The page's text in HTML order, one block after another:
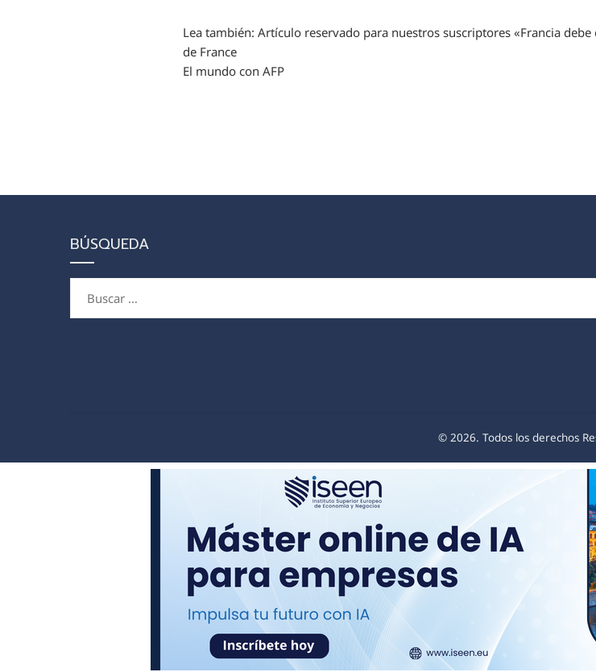
Lea también: Artículo reservado para nuestros suscriptores «Francia
de France
El mundo con AFP
BÚSQUEDA
© 2026. Todos los derechos